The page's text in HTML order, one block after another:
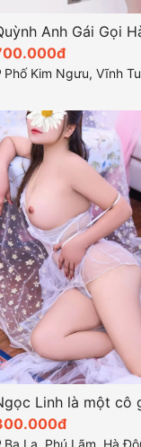
Phố Kim Ngưu, Vĩnh Tuy, Hai Bà
Ba La, Phú Lãm, Hà